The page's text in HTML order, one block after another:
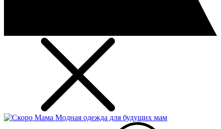
Модная одежда для будущих мам